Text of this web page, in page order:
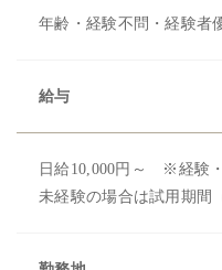
年齢・経験不問・経験
給与
日給10,000円～ ※経験
未経験の場合は試用期間